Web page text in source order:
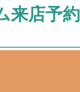
来店予約